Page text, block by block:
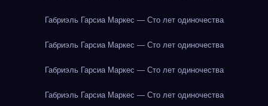
Габриэль Гарсиа Маркес — Сто лет одиночества
Габриэль Гарсиа Маркес — Сто лет одиночества
Габриэль Гарсиа Маркес — Сто лет одиночества
Габриэль Гарсиа Маркес — Сто лет одиночества